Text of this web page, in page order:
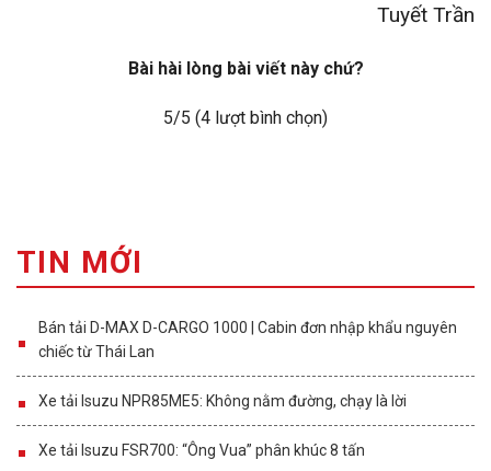
Tuyết Trần
Bài hài lòng bài viết này chứ?
5/5 (4 lượt bình chọn)
TIN MỚI
Bán tải D-MAX D-CARGO 1000 | Cabin đơn nhập khẩu nguyên
chiếc từ Thái Lan
Xe tải Isuzu NPR85ME5: Không nằm đường, chạy là lời
Xe tải Isuzu FSR700: “Ông Vua” phân khúc 8 tấn